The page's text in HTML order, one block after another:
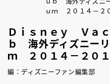
Ｄｉｓｎｅｙ Ｖａ
ｂ 海外ディズニー
ｍ ２０１４－２０
編：ディズニーファン編集部